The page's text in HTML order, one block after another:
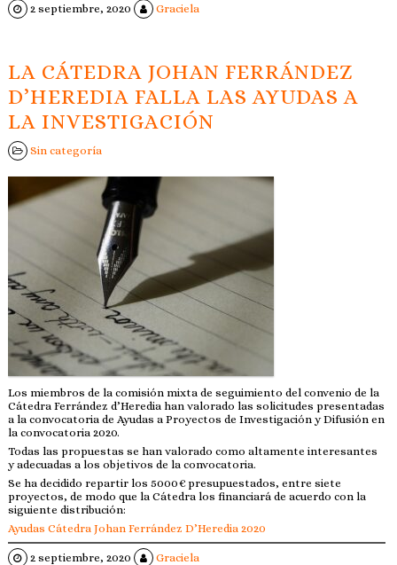
2 septiembre, 2020 Graciela
LA CÁTEDRA JOHAN FERRÁNDEZ
D’HEREDIA FALLA LAS AYUDAS A
LA INVESTIGACIÓN
Sin categoría
Los miembros de la comisión mixta de seguimiento del convenio de la
Cátedra Ferrández d’Heredia han valorado las solicitudes presentadas
a la convocatoria de Ayudas a Proyectos de Investigación y Difusión en
la convocatoria 2020.
Todas las propuestas se han valorado como altamente interesantes
y adecuadas a los objetivos de la convocatoria.
Se ha decidido repartir los 5000€ presupuestados, entre siete
proyectos, de modo que la Cátedra los financiará de acuerdo con la
siguiente distribución:
Ayudas Cátedra Johan Ferrández D’Heredia 2020
2 septiembre, 2020 Graciela